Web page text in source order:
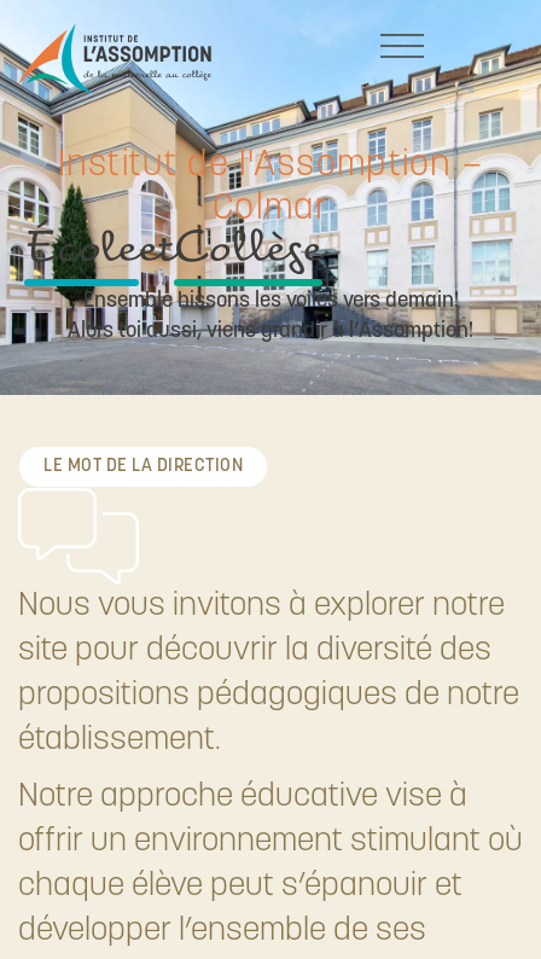
Institut de l'Assomption –
Colmar
ÉcoleetCollège
Ensemble hissons les voiles vers demain!
Alors toi aussi, viens grandir à l’Assomption!
LE MOT DE LA DIRECTION
Nous vous invitons à explorer notre
site pour découvrir la diversité des
propositions pédagogiques de notre
établissement.
Notre approche éducative vise à
offrir un environnement stimulant où
chaque élève peut s’épanouir et
développer l’ensemble de ses